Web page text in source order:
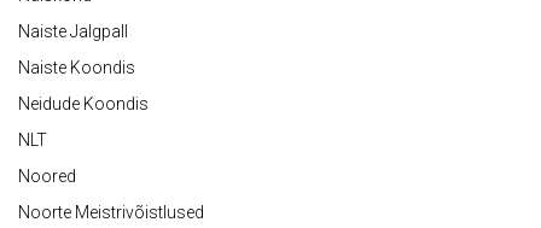
Naiste Jalgpall
Naiste Koondis
Neidude Koondis
NLT
Noored
Noorte Meistrivõistlused